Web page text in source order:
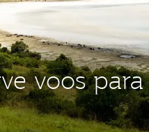
voos